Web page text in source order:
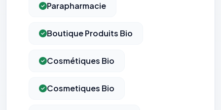
Parapharmacie
Boutique Produits Bio
Cosmétiques Bio
Cosmetiques Bio